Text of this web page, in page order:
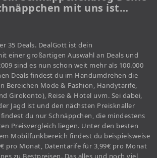
mit uns ist…
35 Deals. DealGott ist dein
einer großartigen Auswahl an Deals und
sind es nun schon weit mehr als 100.000
Deals findest du im Handumdrehen die
Bereichen Mode & Fashion, Handytarife,
Girokonto), Reise & Hotel uvm. Sei dabei,
Jagd ist und den nächsten Preisknaller
du nur Schnäppchen, die mindestens
Preisvergleich liegen. Unter den besten
Mobilfunkbereich findest du beispielsweise
pro Monat, Datentarife für 3,99€ pro Monat
zu Bestpreisen. Das alles und noch viel